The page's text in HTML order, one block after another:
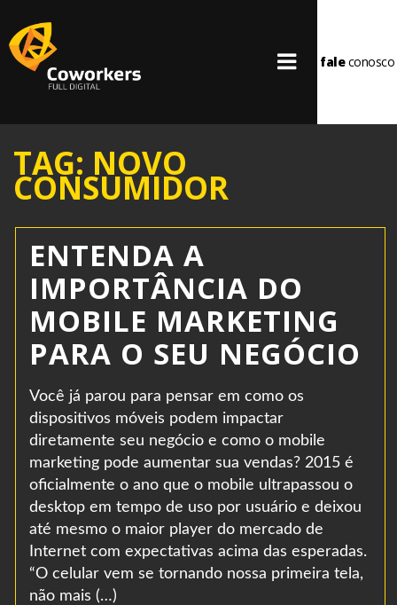
faleconosco
TAG: NOVO
CONSUMIDOR
ENTENDA A
IMPORTÂNCIA DO
MOBILE MARKETING
PARA O SEU NEGÓCIO
Você já parou para pensar em como os
dispositivos móveis podem impactar
diretamente seu negócio e como o mobile
marketing pode aumentar sua vendas? 2015 é
oficialmente o ano que o mobile ultrapassou o
desktop em tempo de uso por usuário e deixou
até mesmo o maior player do mercado de
Internet com expectativas acima das esperadas.
“O celular vem se tornando nossa primeira tela,
não mais (…)